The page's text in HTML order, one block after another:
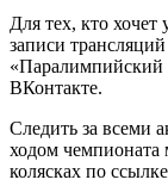
Для тех, кто
записи
«Паралимпийский
ВКонтакте.
Следить за всеми
ходом чемпионата
колясках по